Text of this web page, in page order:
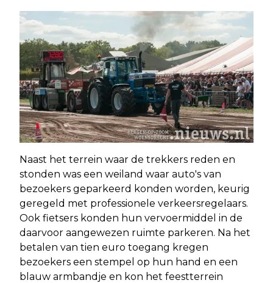
Naast het terrein waar de trekkers reden en
stonden was een weiland waar auto's van
bezoekers geparkeerd konden worden, keurig
geregeld met professionele verkeersregelaars.
Ook fietsers konden hun vervoermiddel in de
daarvoor aangewezen ruimte parkeren. Na het
betalen van tien euro toegang kregen
bezoekers een stempel op hun hand en een
blauw armbandje en kon het feestterrein